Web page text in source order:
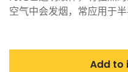
空气中会发烟，常应用于
Add to